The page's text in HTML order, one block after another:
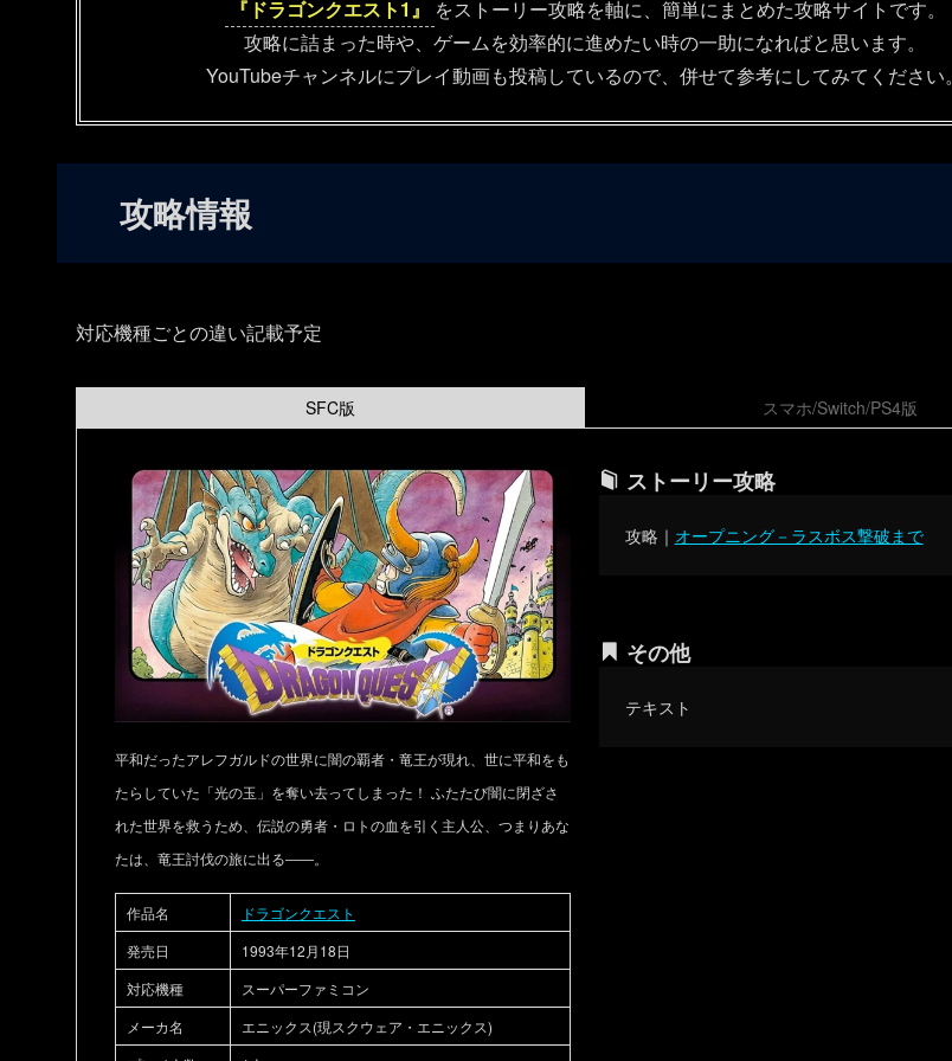
『ドラゴンクエスト1』
をストーリー攻略を軸に、簡単にまとめた攻略サイトです。
攻略に詰まった時や、ゲームを効率的に進めたい時の一助になればと思います。
YouTubeチャンネルにプレイ動画も投稿しているので、併せて参考にしてみてください。
攻略情報
対応機種ごとの違い記載予定
SFC版 スマホ/Switch/PS4版
平和だったアレフガルドの世界に闇の覇者・竜王が現れ、世に平和をも
たらしていた「光の玉」を奪い去ってしまった！ ふたたび闇に閉ざさ
れた世界を救うため、伝説の勇者・ロトの血を引く主人公、つまりあな
たは、竜王討伐の旅に出る――。
作品名
ドラゴンクエスト
発売日
1993年12月18日
対応機種
スーパーファミコン
メーカ名
エニックス(現スクウェア・エニックス)
ストーリー攻略
攻略｜ オープニング－ラスボス撃破まで
その他
テキスト